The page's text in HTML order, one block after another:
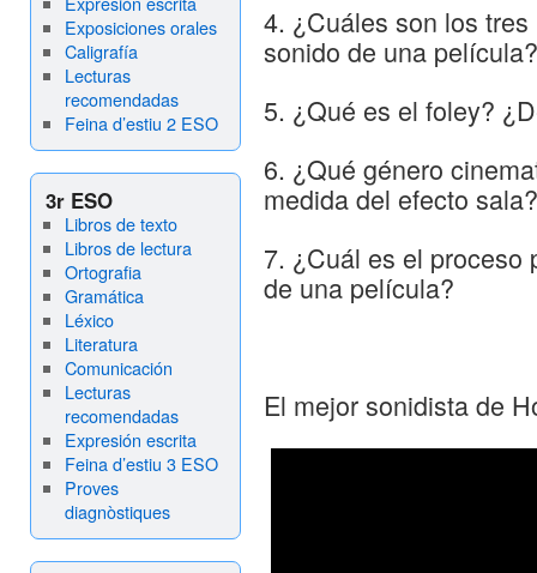
Exposiciones orales
Caligrafía
Lecturas
recomendadas
Feina d’estiu 2 ESO
3r ESO
Libros de texto
Libros de lectura
Ortografia
Gramática
Léxico
Literatura
Comunicación
Lecturas
recomendadas
Expresión escrita
Feina d’estiu 3 ESO
Proves
diagnòstiques
4. ¿Cuáles son los
sonido de una película?
5. ¿Qué es el foley?
6. ¿Qué género
medida del efecto sala?
7. ¿Cuál es el proceso
de una película?
El mejor sonidista de